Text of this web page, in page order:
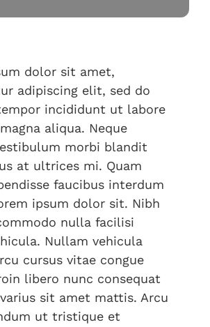
dolor sit amet,
adipiscing elit, sed do
incididunt ut labore
aliqua. Neque
morbi blandit
at ultrices mi. Quam
faucibus interdum
ipsum dolor sit. Nibh
nulla facilisi
Nullam vehicula
cursus vitae congue
libero nunc consequat
sit amet mattis. Arcu
ut tristique et